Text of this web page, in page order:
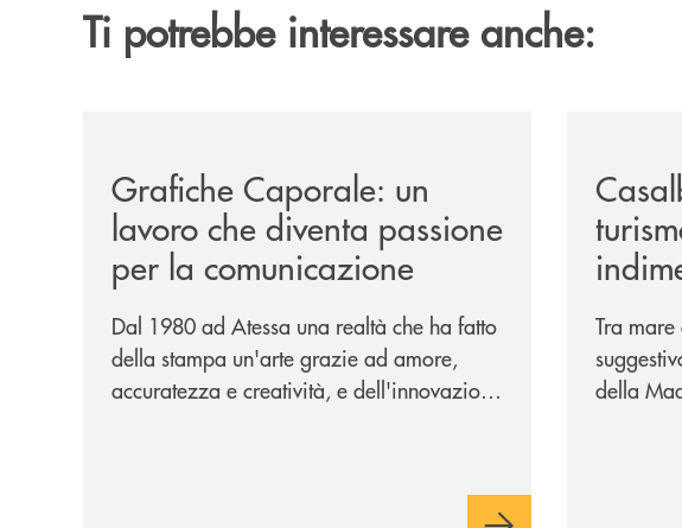
Ti potrebbe interessare anche:
Grafiche Caporale: un
lavoro che diventa passione
per la comunicazione
Dal 1980 ad Atessa una realtà che ha fatto
della stampa un'arte grazie ad amore,
accuratezza e creatività, e dell'innovazione
Tra
della